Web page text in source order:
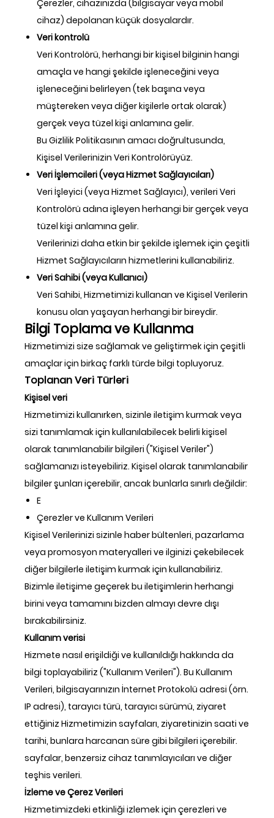
Çerezler, cihazınızda (bilgisayar veya mobil
cihaz) depolanan küçük dosyalardır.
Veri kontrolü
Veri Kontrolörü, herhangi bir kişisel bilginin hangi
amaçla ve hangi şekilde işleneceğini veya
işleneceğini belirleyen (tek başına veya
müştereken veya diğer kişilerle ortak olarak)
gerçek veya tüzel kişi anlamına gelir.
Bu Gizlilik Politikasının amacı doğrultusunda,
Kişisel Verilerinizin Veri Kontrolörüyüz.
Veri İşlemcileri (veya Hizmet Sağlayıcıları)
Veri İşleyici (veya Hizmet Sağlayıcı), verileri Veri
Kontrolörü adına işleyen herhangi bir gerçek veya
tüzel kişi anlamına gelir.
Verilerinizi daha etkin bir şekilde işlemek için çeşitli
Hizmet Sağlayıcıların hizmetlerini kullanabiliriz.
Veri Sahibi (veya Kullanıcı)
Veri Sahibi, Hizmetimizi kullanan ve Kişisel Verilerin
konusu olan yaşayan herhangi bir bireydir.
Bilgi Toplama ve Kullanma
Hizmetimizi size sağlamak ve geliştirmek için çeşitli
amaçlar için birkaç farklı türde bilgi topluyoruz.
Toplanan Veri Türleri
Kişisel veri
Hizmetimizi kullanırken, sizinle iletişim kurmak veya
sizi tanımlamak için kullanılabilecek belirli kişisel
olarak tanımlanabilir bilgileri ("Kişisel Veriler")
sağlamanızı isteyebiliriz. Kişisel olarak tanımlanabilir
bilgiler şunları içerebilir, ancak bunlarla sınırlı değildir:
E
Çerezler ve Kullanım Verileri
Kişisel Verilerinizi sizinle haber bültenleri, pazarlama
veya promosyon materyalleri ve ilginizi çekebilecek
diğer bilgilerle iletişim kurmak için kullanabiliriz.
Bizimle iletişime geçerek bu iletişimlerin herhangi
birini veya tamamını bizden almayı devre dışı
bırakabilirsiniz.
Kullanım verisi
Hizmete nasıl erişildiği ve kullanıldığı hakkında da
bilgi toplayabiliriz ("Kullanım Verileri"). Bu Kullanım
Verileri, bilgisayarınızın İnternet Protokolü adresi (örn.
IP adresi), tarayıcı türü, tarayıcı sürümü, ziyaret
ettiğiniz Hizmetimizin sayfaları, ziyaretinizin saati ve
tarihi, bunlara harcanan süre gibi bilgileri içerebilir.
sayfalar, benzersiz cihaz tanımlayıcıları ve diğer
teşhis verileri.
İzleme ve Çerez Verileri
Hizmetimizdeki etkinliği izlemek için çerezleri ve